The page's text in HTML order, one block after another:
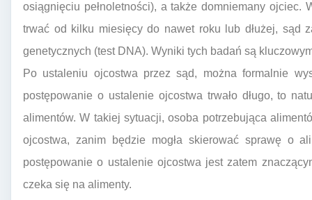
osiągnięciu pełnoletności), a także domniemany ojciec.
trwać od kilku miesięcy do nawet roku lub dłużej, sąd
genetycznych (test DNA). Wyniki tych badań są
Po ustaleniu ojcostwa przez sąd, można formalnie
postępowanie o ustalenie ojcostwa trwało długo, to
alimentów. W takiej sytuacji, osoba potrzebująca
ojcostwa, zanim będzie mogła skierować sprawę o
postępowanie o ustalenie ojcostwa jest zatem
czeka się na alimenty.